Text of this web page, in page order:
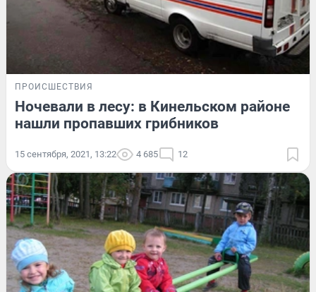
ПРОИСШЕСТВИЯ
Ночевали в лесу: в Кинельском районе
нашли пропавших грибников
15 сентября, 2021, 13:22 4 685 12